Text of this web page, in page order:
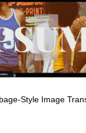
Style Image